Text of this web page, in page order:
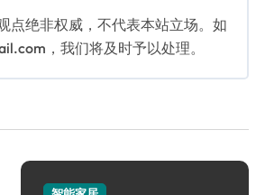
点绝非权威，不代表本站立场。如
，我们将及时予以处理。